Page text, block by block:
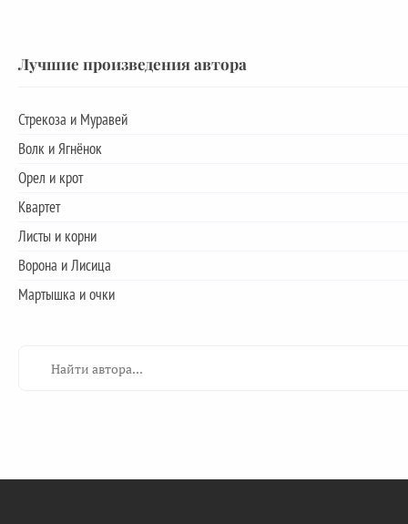
Лучшие произведения автора
Стрекоза и Муравей
Волк и Ягнёнок
Орел и крот
Квартет
Листы и корни
Ворона и Лисица
Мартышка и очки